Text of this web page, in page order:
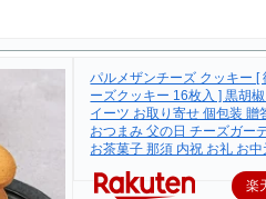
パルメザンチーズ クッキー [
ーズクッキー 16枚入 ] 黒胡
イーツ お取り寄せ 個包装 贈
おつまみ 父の日 チーズガー
お茶菓子 那須 内祝 お礼 お中
楽